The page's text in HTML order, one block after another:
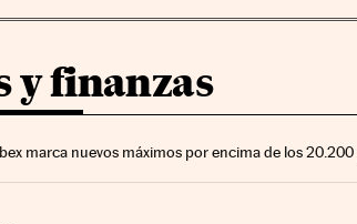
y finanzas
marca nuevos máximos por encima de los